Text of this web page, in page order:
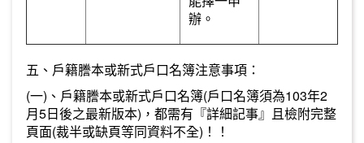
辦。
五、戶籍謄本或新式戶口名簿注意事項：
(一)、戶籍謄本或新式戶口名簿(戶口名簿須為103年2
月5日後之最新版本)，都需有『詳細記事』且檢附完整
頁面(裁半或缺頁等同資料不全)！！